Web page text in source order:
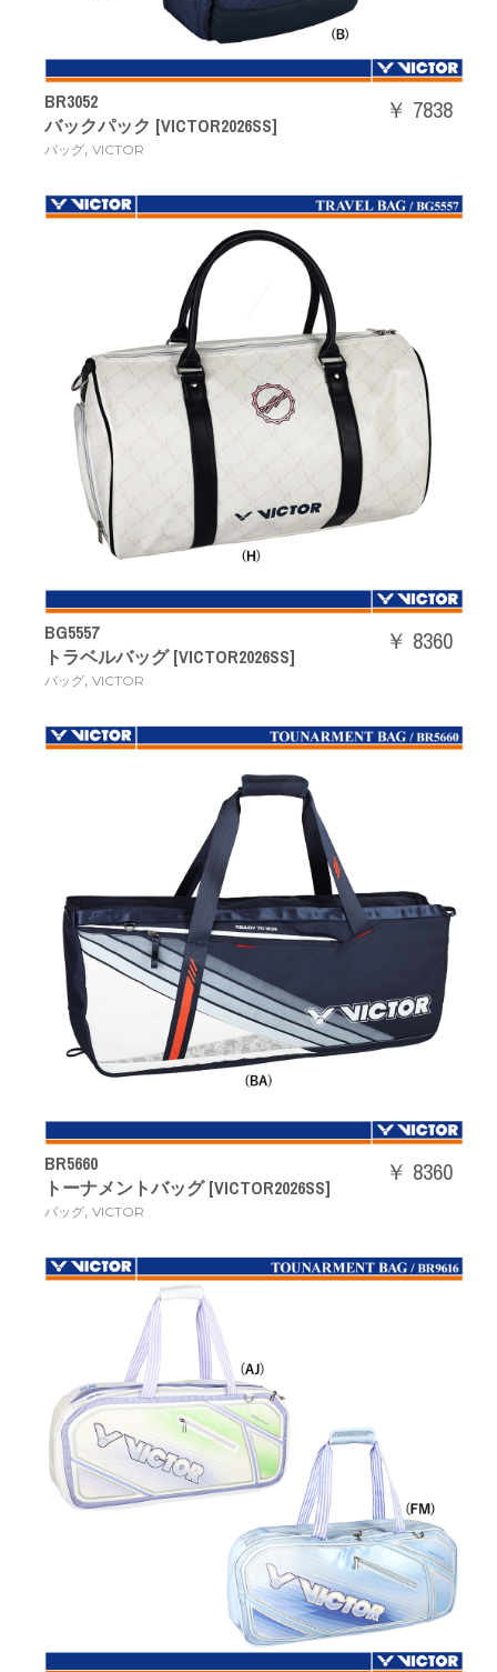
BR3052
バックパック [VICTOR2026SS]
バッグ, VICTOR
￥ 7838
BG5557
トラベルバッグ [VICTOR2026SS]
バッグ, VICTOR
￥ 8360
BR5660
トーナメントバッグ [VICTOR2026SS]
バッグ, VICTOR
￥ 8360